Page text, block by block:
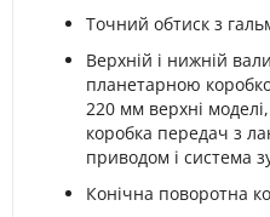
Точний обтиск з
Верхній і нижній
планетарною
220 мм верхні
коробка передач з
приводом і система
Конічна поворотна